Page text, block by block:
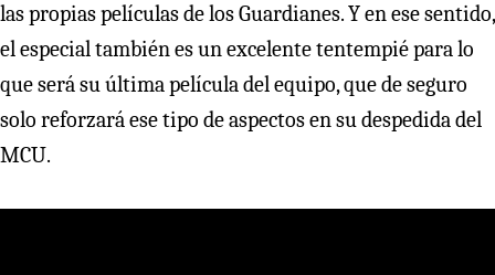
las propias películas de los Guardianes. Y en ese sentido,
el especial también es un excelente tentempié para lo
que será su última película del equipo, que de seguro
solo reforzará ese tipo de aspectos en su despedida del
MCU.